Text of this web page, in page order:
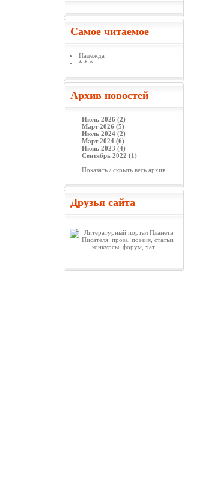
Самое читаемое
Надежда
* * *
Архив новостей
Июль 2026 (2)
Март 2026 (5)
Июль 2024 (2)
Март 2024 (6)
Июнь 2023 (4)
Сентябрь 2022 (1)
Показать / скрыть весь архив
Друзья сайта